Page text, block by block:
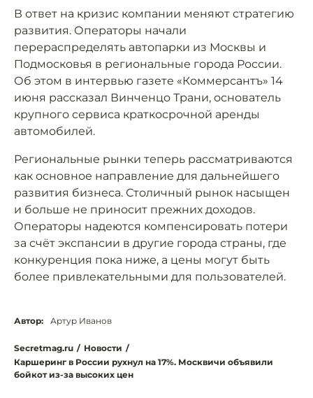
В ответ на кризис компании меняют стратегию
развития. Операторы начали
перераспределять автопарки из Москвы и
Подмосковья в региональные города России.
Об этом в интервью газете «Коммерсантъ» 14
июня рассказал Винченцо Трани, основатель
крупного сервиса краткосрочной аренды
автомобилей.
Региональные рынки теперь рассматриваются
как основное направление для дальнейшего
развития бизнеса. Столичный рынок насыщен
и больше не приносит прежних доходов.
Операторы надеются компенсировать потери
за счёт экспансии в другие города страны, где
конкуренция пока ниже, а цены могут быть
более привлекательными для пользователей.
Автор: Артур Иванов
Secretmag.ru / Новости /
Каршеринг в России рухнул на 17%. Москвичи объявили
бойкот из-за высоких цен